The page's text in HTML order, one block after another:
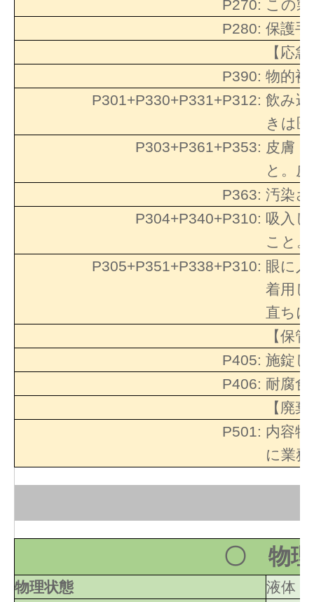
P270: この
P280: 保護手
【応
P390: 物的
P301+P330+P331+P312: 飲み
きは
P303+P361+P353: 皮膚
と。
P363: 汚染
P304+P340+P310: 吸入
こと
P305+P351+P338+P310: 眼に
着用
直ち
【保
P405: 施錠
P406: 耐腐
【廃
P501: 内容
に業
〇 物理
物理状態
液体